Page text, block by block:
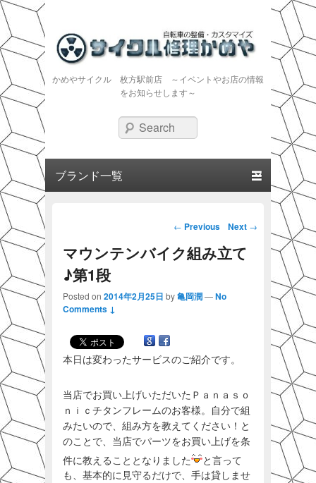
かめやサイクル 枚方駅前店 ～イベントやお店の情報
をお知らせします～
Search
Post navigation
← Previous Next →
マウンテンバイク組み立て
♪第1段
Posted on 2014年2月25日 by亀岡潤—No
Comments ↓
本日は変わったサービスのご紹介です。
当店でお買い上げいただいたＰａｎａｓｏ
ｎｉｃチタンフレームのお客様。自分で組
みたいので、組み方を教えてください！と
のことで、当店でパーツをお買い上げを条
件に教えることとなりました
と言って
も、基本的に見守るだけで、手は貸しませ